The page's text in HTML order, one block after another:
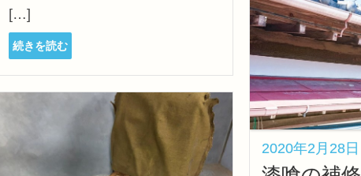
[…]
続きを読む
2020年2月28日